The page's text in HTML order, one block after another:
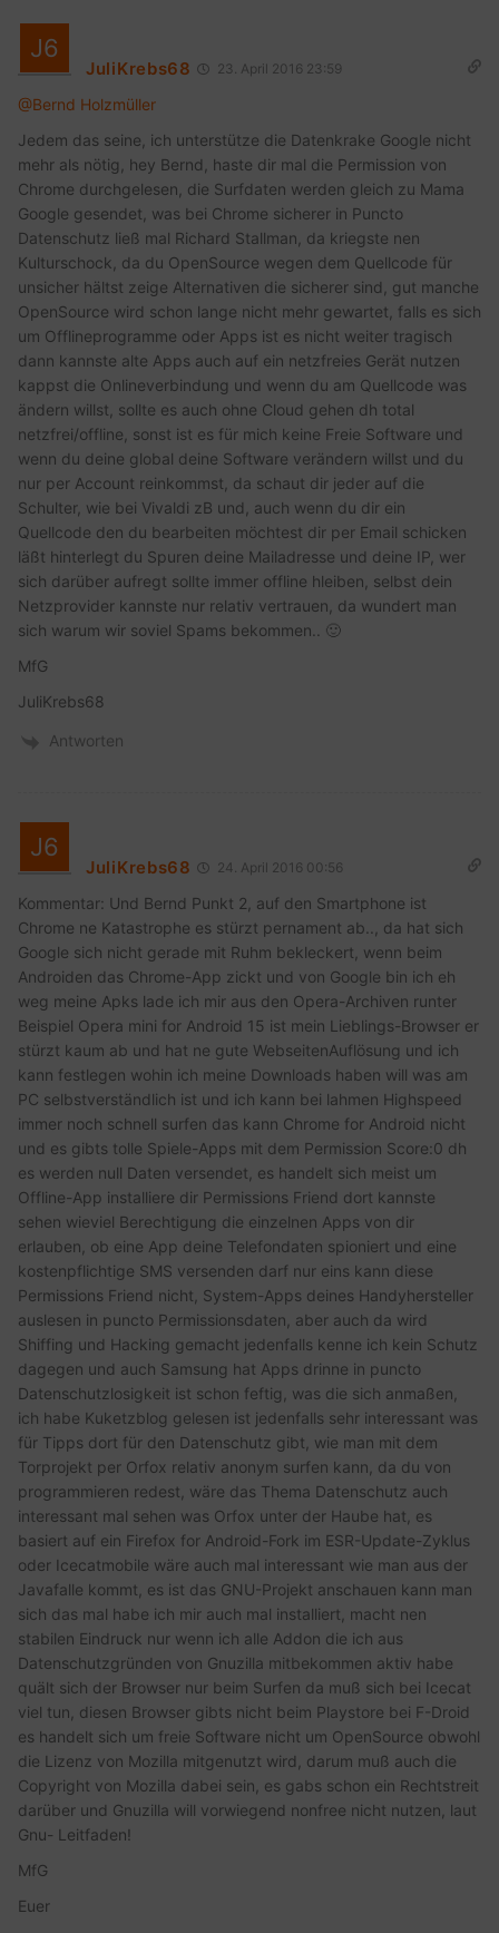
JuliKrebs68 23. April 2016 23:59
@Bernd Holzmüller
Jedem das seine, ich unterstütze die Datenkrake Google nicht
mehr als nötig, hey Bernd, haste dir mal die Permission von
Chrome durchgelesen, die Surfdaten werden gleich zu Mama
Google gesendet, was bei Chrome sicherer in Puncto
Datenschutz ließ mal Richard Stallman, da kriegste nen
Kulturschock, da du OpenSource wegen dem Quellcode für
unsicher hältst zeige Alternativen die sicherer sind, gut manche
OpenSource wird schon lange nicht mehr gewartet, falls es sich
um Offlineprogramme oder Apps ist es nicht weiter tragisch
dann kannste alte Apps auch auf ein netzfreies Gerät nutzen
kappst die Onlineverbindung und wenn du am Quellcode was
ändern willst, sollte es auch ohne Cloud gehen dh total
netzfrei/offline, sonst ist es für mich keine Freie Software und
wenn du deine global deine Software verändern willst und du
nur per Account reinkommst, da schaut dir jeder auf die
Schulter, wie bei Vivaldi zB und, auch wenn du dir ein
Quellcode den du bearbeiten möchtest dir per Email schicken
läßt hinterlegt du Spuren deine Mailadresse und deine IP, wer
sich darüber aufregt sollte immer offline hleiben, selbst dein
Netzprovider kannste nur relativ vertrauen, da wundert man
sich warum wir soviel Spams bekommen.. 🙂
MfG
JuliKrebs68
Antworten
JuliKrebs68 24. April 2016 00:56
Kommentar: Und Bernd Punkt 2, auf den Smartphone ist
Chrome ne Katastrophe es stürzt pernament ab.., da hat sich
Google sich nicht gerade mit Ruhm bekleckert, wenn beim
Androiden das Chrome-App zickt und von Google bin ich eh
weg meine Apks lade ich mir aus den Opera-Archiven runter
Beispiel Opera mini for Android 15 ist mein Lieblings-Browser er
stürzt kaum ab und hat ne gute WebseitenAuflösung und ich
kann festlegen wohin ich meine Downloads haben will was am
PC selbstverständlich ist und ich kann bei lahmen Highspeed
immer noch schnell surfen das kann Chrome for Android nicht
und es gibts tolle Spiele-Apps mit dem Permission Score:0 dh
es werden null Daten versendet, es handelt sich meist um
Offline-App installiere dir Permissions Friend dort kannste
sehen wieviel Berechtigung die einzelnen Apps von dir
erlauben, ob eine App deine Telefondaten spioniert und eine
kostenpflichtige SMS versenden darf nur eins kann diese
Permissions Friend nicht, System-Apps deines Handyhersteller
auslesen in puncto Permissionsdaten, aber auch da wird
Shiffing und Hacking gemacht jedenfalls kenne ich kein Schutz
dagegen und auch Samsung hat Apps drinne in puncto
Datenschutzlosigkeit ist schon feftig, was die sich anmaßen,
ich habe Kuketzblog gelesen ist jedenfalls sehr interessant was
für Tipps dort für den Datenschutz gibt, wie man mit dem
Torprojekt per Orfox relativ anonym surfen kann, da du von
programmieren redest, wäre das Thema Datenschutz auch
interessant mal sehen was Orfox unter der Haube hat, es
basiert auf ein Firefox for Android-Fork im ESR-Update-Zyklus
oder Icecatmobile wäre auch mal interessant wie man aus der
Javafalle kommt, es ist das GNU-Projekt anschauen kann man
sich das mal habe ich mir auch mal installiert, macht nen
stabilen Eindruck nur wenn ich alle Addon die ich aus
Datenschutzgründen von Gnuzilla mitbekommen aktiv habe
quält sich der Browser nur beim Surfen da muß sich bei Icecat
viel tun, diesen Browser gibts nicht beim Playstore bei F-Droid
es handelt sich um freie Software nicht um OpenSource obwohl
die Lizenz von Mozilla mitgenutzt wird, darum muß auch die
Copyright von Mozilla dabei sein, es gabs schon ein Rechtstreit
darüber und Gnuzilla will vorwiegend nonfree nicht nutzen, laut
Gnu- Leitfaden!
MfG
Euer